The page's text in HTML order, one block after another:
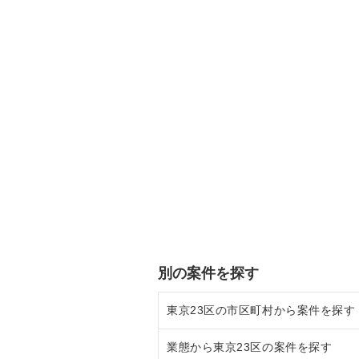
別の案件を探す
東京23区の市区町村から案件を探す
目黒区の飲食店の居抜き売却物件
業態から東京23区の案件を探す